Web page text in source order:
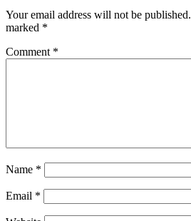
Your email address will not be published.
marked *
Comment *
Name *
Email *